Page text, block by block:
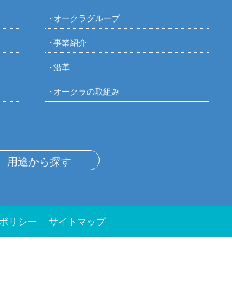
オークラグループ
事業紹介
沿革
オークラの取組み
用途から探す
リシー サイトマップ